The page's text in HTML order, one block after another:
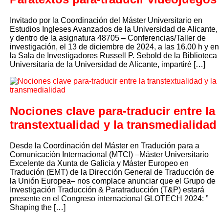
Invitado por la Coordinación del Máster Universitario en
Estudios Ingleses Avanzados de la Universidad de Alicante,
y dentro de la asignatura 48705 – Conferencias/Taller de
investigación, el 13 de diciembre de 2024, a las 16.00 h y en
la Sala de Investigadores Russell P. Sebold de la Biblioteca
Universitaria de la Universidad de Alicante, impartiré […]
Nociones clave para-traducir entre la
transtextualidad y la transmedialidad
Desde la Coordinación del Máster en Tradución para a
Comunicación Internacional (MTCI) –Máster Universitario
Excelente da Xunta de Galicia y Máster Europeo en
Tradución (EMT) de la Dirección General de Traducción de
la Unión Europea– nos complace anunciar que el Grupo de
Investigación Traducción & Paratraducción (T&P) estará
presente en el Congreso internacional GLOTECH 2024: ”
Shaping the […]